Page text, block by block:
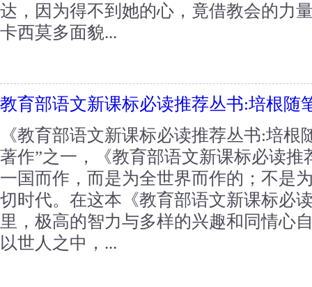
达，因为得不到她的心，竟借教会的力
卡西莫多面貌...
教育部语文新课标必读推荐丛书:培根随
《教育部语文新课标必读推荐丛书:培根
著作”之一，《教育部语文新课标必读
一国而作，而是为全世界而作的；不是
切时代。在这本《教育部语文新课标必
里，极高的智力与多样的兴趣和同情心
以世人之中，...